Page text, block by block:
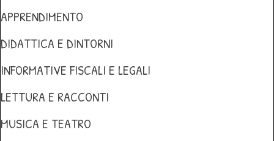
APPRENDIMENTO
DIDATTICA E DINTORNI
INFORMATIVE FISCALI E LEGALI
LETTURA E RACCONTI
MUSICA E TEATRO